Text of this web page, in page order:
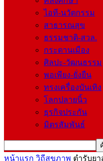
ไอที-นวัตกรรม
สาธารณสุข
ธรรมชาติ-สวล.
กระดานเมือง
ศิลปะ-วัฒนธรรม
พอเพียง-ยั่งยืน
ทรงเครื่องบันเทิง
โลกปลายนิ้ว
ธุรกิจประกัน
มิตรสัมพันธ์
หน้าแรก วิถีสุขภาพ ตำรับย